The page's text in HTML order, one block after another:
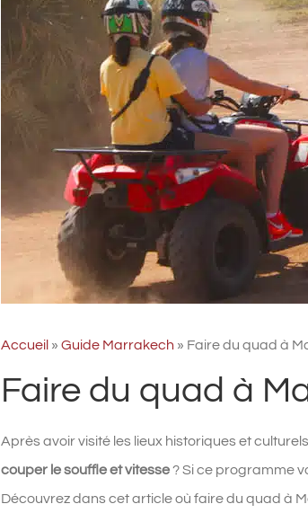
Accueil » Guide Marrakech » Faire du quad à
Faire du quad à
Après avoir visité les lieux historiques et
couper le souffle et vitesse? Si ce programme
Découvrez dans cet article où faire du quad à